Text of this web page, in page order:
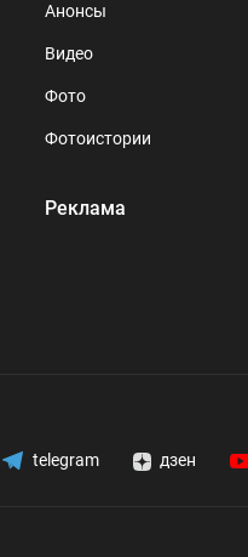
Анонсы
Видео
Фото
Фотоистории
Реклама
telegram дзен